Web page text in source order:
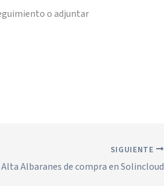
o adjuntar
SIGUIENTE
Alta Albaranes de compra en Solincloud